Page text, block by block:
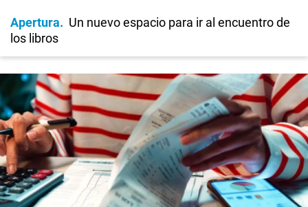
Apertura
Un nuevo espacio para ir al encuentro de
los libros